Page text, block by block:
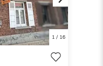
Next
1/ 16